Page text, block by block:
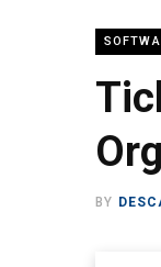
o a
m
BY